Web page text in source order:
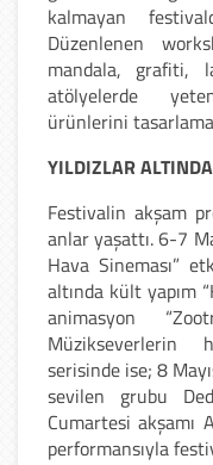
kalmayan
Düzenlenen
mandala, grafiti,
atölyelerde
ürünlerini
​YILDIZLAR
​Festivalin akşam
anlar yaşattı. 6-7
Hava Sineması”
altında kült yapım
animasyon
Müzikseverlerin
serisinde ise; 8
sevilen grubu
Cumartesi akşamı
performansıyla